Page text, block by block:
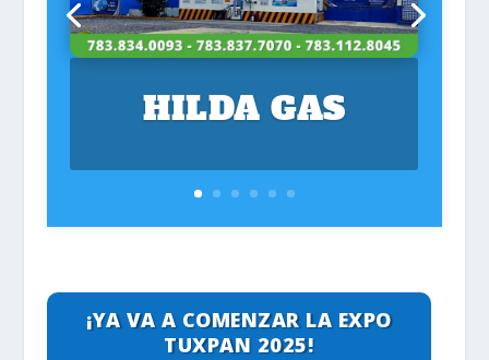
HILDA GAS
¡YA VA A COMENZAR LA EXPO
TUXPAN 2025!